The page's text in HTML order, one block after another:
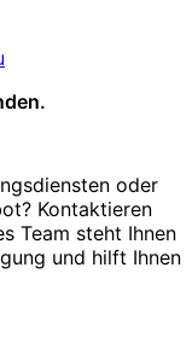
oder
Kontaktieren
Team steht Ihnen
und hilft Ihnen